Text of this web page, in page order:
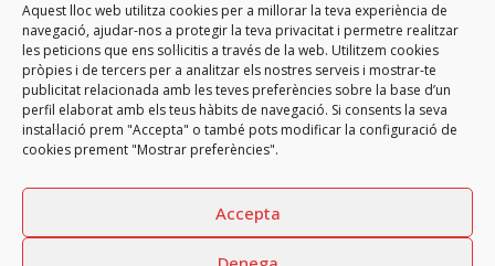
Aquest lloc web utilitza cookies per a millorar la teva experiència de
navegació, ajudar-nos a protegir la teva privacitat i permetre realitzar
les peticions que ens sol·licitis a través de la web. Utilitzem cookies
pròpies i de tercers per a analitzar els nostres serveis i mostrar-te
publicitat relacionada amb les teves preferències sobre la base d’un
perfil elaborat amb els teus hàbits de navegació. Si consents la seva
instal·lació prem "Accepta" o també pots modificar la configuració de
cookies prement "Mostrar preferències".
Accepta
nosaltres. Atendrà la vostra sol·licitud l'equip
més adient per a facilitar-vos una resposta
satisfactòria.
Contacta